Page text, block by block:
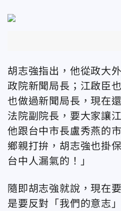
胡志強指出，他從政大
政院新聞局長；江啟臣
也做過新聞局長，現在
法院副院長，要大家讓
他跟台中市長盧秀燕的
鄉親打拚，胡志強也掛
台中人漏氣的！」
隨即胡志強就說，現在
是要反對「我們的意志